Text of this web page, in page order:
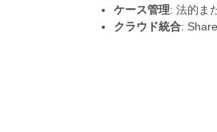
ケース管理: 法的ま
クラウド統合: